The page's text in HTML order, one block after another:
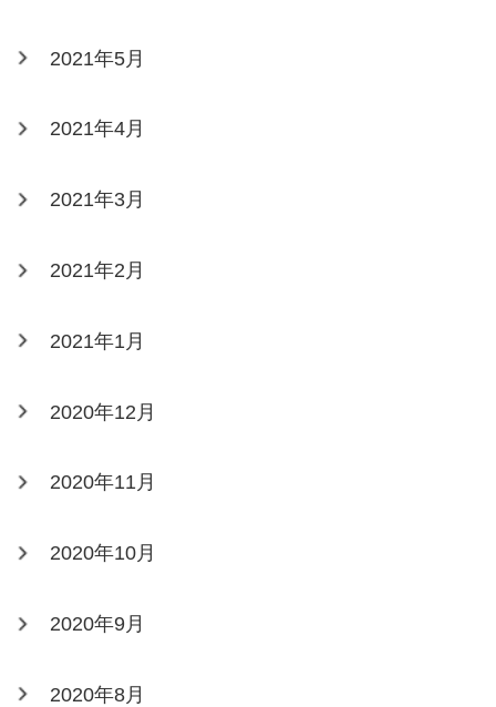
2021年5月
2021年4月
2021年3月
2021年2月
2021年1月
2020年12月
2020年11月
2020年10月
2020年9月
2020年8月